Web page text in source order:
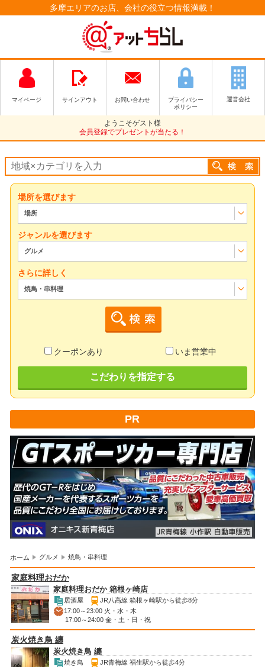
多摩エリアのお店、会社の役立つ情報満載！
マイページ サインアウト お問い合わせ
プライバシー
ポリシー
運営会社
ようこそゲスト様
会員登録でプレゼントが当たる！
場所を選びます
場所
ジャンルを選びます
グルメ
さらに詳しく
焼鳥・串料理
クーポンあり いま営業中
こだわりを指定する
PR
ホーム グルメ 焼鳥・串料理
家庭料理おだか
家庭料理おだか 箱根ヶ崎店
居酒屋
JR八高線 箱根ヶ崎駅から徒歩8分
17:00～23:00 火・水・木
17:00～24:00 金・土・日・祝
炭火焼き鳥 纏
炭火焼き鳥 纏
焼き鳥
JR青梅線 福生駅から徒歩4分